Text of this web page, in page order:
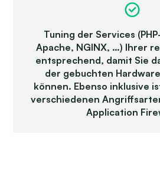
Tuning der Services
Apache, NGINX, …) Ihrer
entsprechend, damit Sie
der gebuchten
können. Ebenso inklusive
verschiedenen
Application